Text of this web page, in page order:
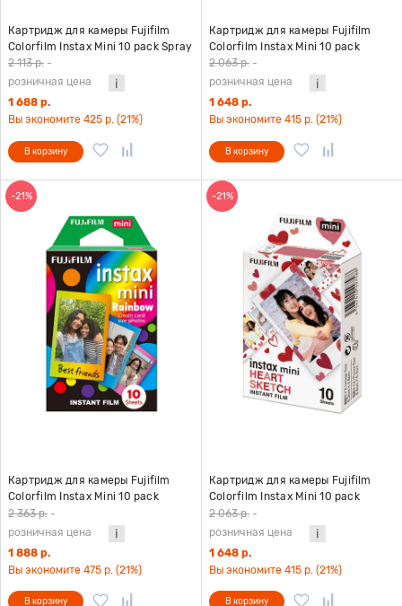
Картридж для камеры Fujifilm
Colorfilm Instax Mini 10 pack Spray
Art
2 113 р. -
розничная цена
1 688 р.
Вы экономите 425 р. (21%)
В корзину
Картридж для камеры Fujifilm
Colorfilm Instax Mini 10 pack
Confetti
2 063 р. -
розничная цена
1 648 р.
Вы экономите 415 р. (21%)
В корзину
-21%
Картридж для камеры Fujifilm
Colorfilm Instax Mini 10 pack
Rainbow
2 363 р. -
розничная цена
1 888 р.
Вы экономите 475 р. (21%)
В корзину
-21%
Картридж для камеры Fujifilm
Colorfilm Instax Mini 10 pack
Hearts
2 063 р. -
розничная цена
1 648 р.
Вы экономите 415 р. (21%)
В корзину